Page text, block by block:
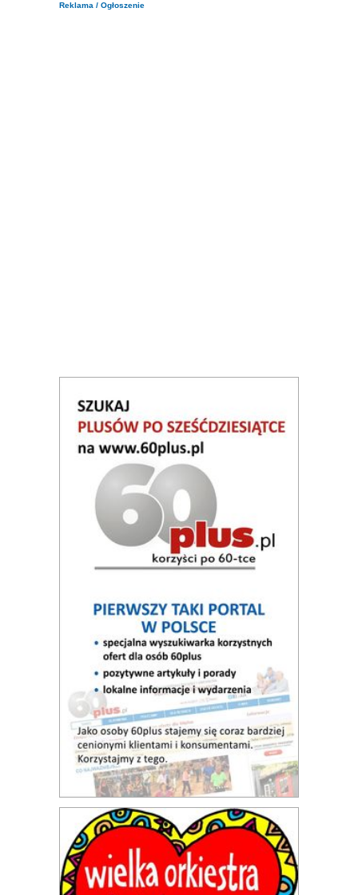
Reklama / Ogłoszenie